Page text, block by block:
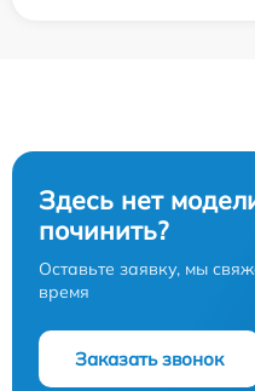
Здесь нет
починить?
Оставьте заявку, мы
время
Заказать звонок